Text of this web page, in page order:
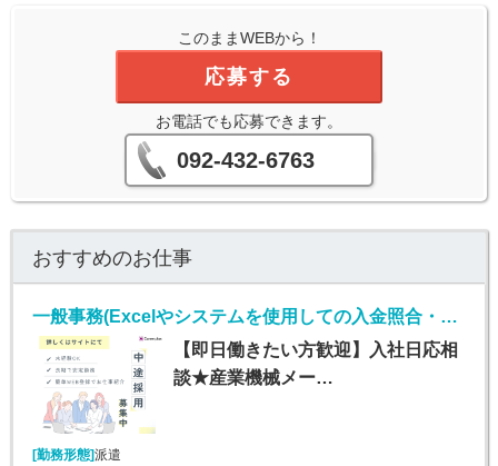
このままWEBから！
応募する
お電話でも応募できます。
092-432-6763
おすすめのお仕事
一般事務(Excelやシステムを使用しての入金照合・入力業務)
【即日働きたい方歓迎】入社日応相
談★産業機械メー…
[勤務形態]派遣